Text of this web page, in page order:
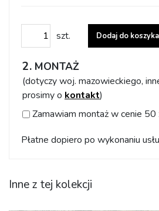
MONTAŻ
(dotyczy woj. mazowieckiego,
prosimy o kontakt)
Płatne dopiero po wykonaniu
Zamawiam montaż w cenie 50
ilość Dostosuj wzór do swoich
szt. Dodaj do koszyka
Inne z tej kolekcji